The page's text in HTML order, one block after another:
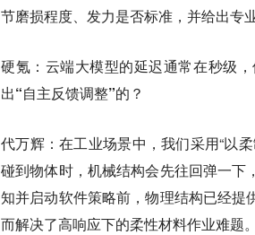
节磨损程度、发力是否标准，并给出专
硬氪：云端大模型的延迟通常在秒级
出“自主反馈调整”的？
代万辉：在工业场景中，我们采用“以
碰到物体时，机械结构会先往回弹一
知并启动软件策略前，物理结构已经
而解决了高响应下的柔性材料作业难题。